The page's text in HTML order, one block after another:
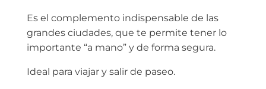
Es el complemento indispensable de las
grandes ciudades, que te permite tener lo
importante “a mano” y de forma segura.
Ideal para viajar y salir de paseo.